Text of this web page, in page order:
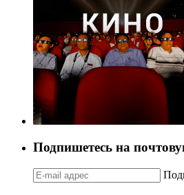
Подпишетесь на